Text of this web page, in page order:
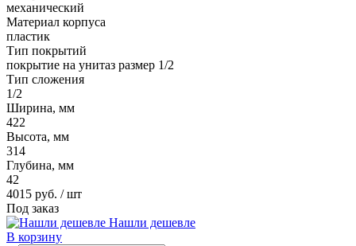
механический
Материал корпуса
пластик
Тип покрытий
покрытие на унитаз размер 1/2
Тип сложения
1/2
Ширина, мм
422
Высота, мм
314
Глубина, мм
42
4015 руб. / шт
Под заказ
Нашли дешевле
В корзину